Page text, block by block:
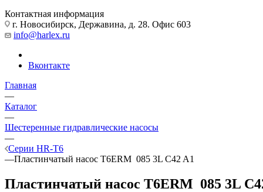
Контактная информация
г. Новосибирск, Державина, д. 28. Офис 603
info@harlex.ru
Вконтакте
Главная
—
Каталог
—
Шестеренные гидравлические насосы
—
Серии HR-T6
—Пластинчатый насос T6ERM 085 3L C42 A1
Пластинчатый насос T6ERM 085 3L